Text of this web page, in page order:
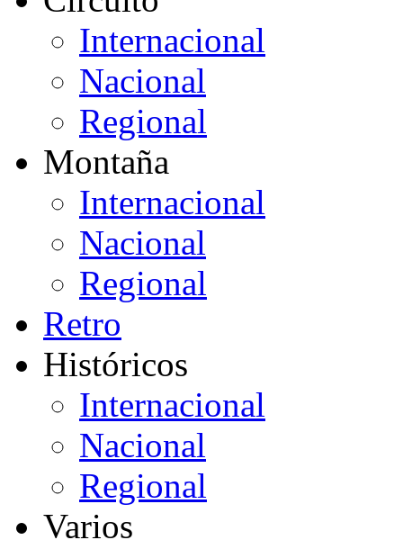
Internacional
Nacional
Regional
Montaña
Internacional
Nacional
Regional
Retro
Históricos
Internacional
Nacional
Regional
Varios